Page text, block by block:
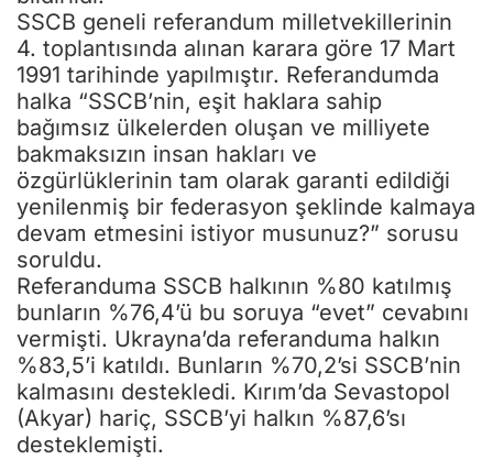
SSCB geneli referandum milletvekillerinin
4. toplantısında alınan karara göre 17 Mart
1991 tarihinde yapılmıştır. Referandumda
halka “SSCB’nin, eşit haklara sahip
bağımsız ülkelerden oluşan ve milliyete
bakmaksızın insan hakları ve
özgürlüklerinin tam olarak garanti edildiği
yenilenmiş bir federasyon şeklinde kalmaya
devam etmesini istiyor musunuz?” sorusu
soruldu.
Referanduma SSCB halkının %80 katılmış
bunların %76,4’ü bu soruya “evet” cevabını
vermişti. Ukrayna’da referanduma halkın
%83,5’i katıldı. Bunların %70,2’si SSCB’nin
kalmasını destekledi. Kırım’da Sevastopol
(Akyar) hariç, SSCB’yi halkın %87,6’sı
desteklemişti.